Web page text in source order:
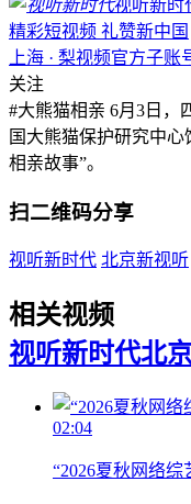
视听新时
精彩短视频 礼赞新中国
上海 · 梨视频官方子账
关注
#大熊猫相亲 6月3日，
国大熊猫保护研究中
相亲故事”。
扫二维码分享
视听新时代 北京新视听
相关视频
视听新时代北
02:04
“2026夏秋网络